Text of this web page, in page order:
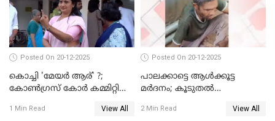
Posted On 20-12-2025
കൊച്ചി 'മേയർ ആര്' ?;
കോണ്‍ഗ്രസ് കോര്‍ കമ്മിറ്റി
1 Min Read View All
Posted On 20-12-2025
പാലക്കാട്ടെ ആള്‍ക്കൂട്ട
മര്‍ദനം; കൂടുതല്‍
അംഗ സംഘമെന്ന് വിവരം
2 Min Read View All